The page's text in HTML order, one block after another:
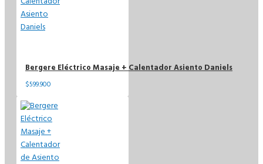
Bergere Eléctrico Masaje + Calentador Asiento Daniels
$599.900